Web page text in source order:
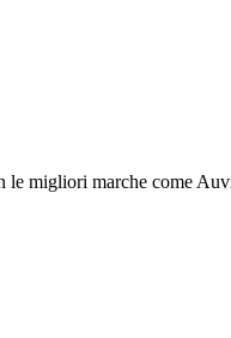
migliori marche come